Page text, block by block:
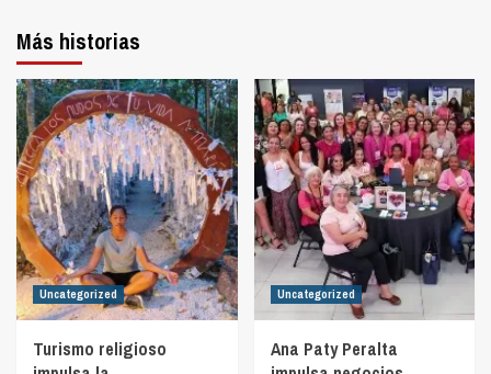
Más historias
Uncategorized
Turismo religioso
Uncategorized
Ana Paty Peralta